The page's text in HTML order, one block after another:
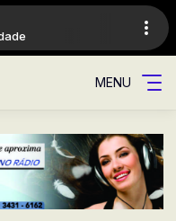
MENU